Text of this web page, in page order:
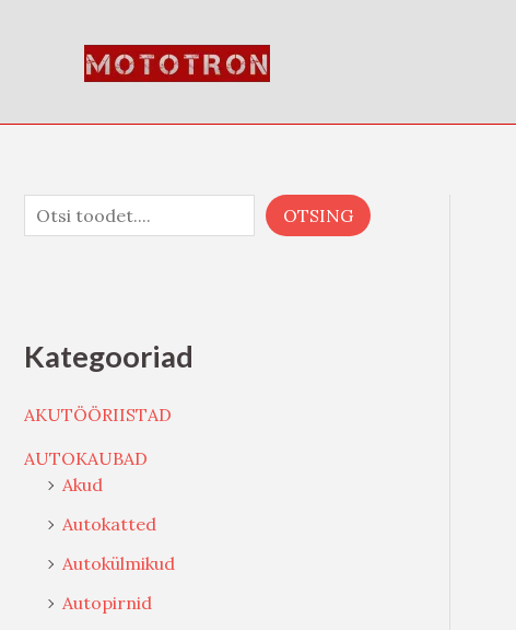
i
OTSING
Kategooriad
AKUTÖÖRIISTAD
AUTOKAUBAD
Akud
Autokatted
Autokülmikud
Autopirnid